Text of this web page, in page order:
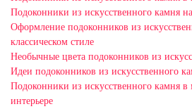
Подоконники из искусственного камня на
Оформление подоконников из
классическом стиле
Необычные цвета подоконников из
Идеи подоконников из искусственного
Подоконники из искусственного камня
интерьере